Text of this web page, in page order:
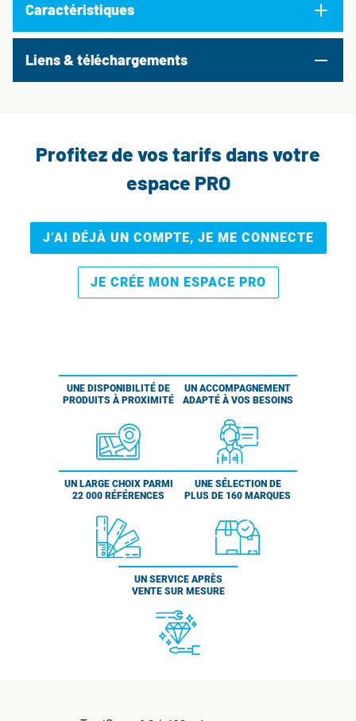
Caractéristiques
Liens & téléchargements
Profitez de vos tarifs dans votre
espace PRO
J’AI DÉJÀ UN COMPTE, JE ME CONNECTE
JE CRÉE MON ESPACE PRO
UNE DISPONIBILITÉ DE
PRODUITS À PROXIMITÉ
UN ACCOMPAGNEMENT
ADAPTÉ À VOS BESOINS
UN LARGE CHOIX PARMI
22 000 RÉFÉRENCES
UNE SÉLECTION DE
PLUS DE 160 MARQUES
UN SERVICE APRÈS
VENTE SUR MESURE